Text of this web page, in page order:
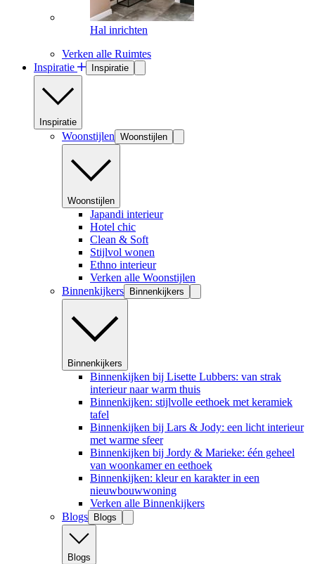
Hal inrichten
Verken alle Ruimtes
Inspiratie
Inspiratie
Inspiratie
Woonstijlen Woonstijlen
Woonstijlen
Japandi interieur
Hotel chic
Clean & Soft
Stijlvol wonen
Ethno interieur
Verken alle Woonstijlen
Binnenkijkers
Binnenkijkers
Binnenkijkers
Binnenkijken bij Lisette Lubbers: van strak
interieur naar warm thuis
Binnenkijken: stijlvolle eethoek met keramiek
tafel
Binnenkijken bij Lars & Jody: een licht interieur
met warme sfeer
Binnenkijken bij Jordy & Marieke: één geheel
van woonkamer en eethoek
Binnenkijken: kleur en karakter in een
nieuwbouwwoning
Verken alle Binnenkijkers
Blogs
Blogs
Blogs